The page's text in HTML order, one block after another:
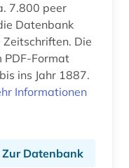
7.800 peer
Datenbank
Die
PDF-Format
ins Jahr 1887.
Informationen
Zur Datenbank